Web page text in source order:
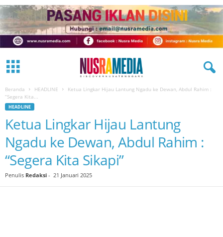
Beranda HEADLINE
Ketua Lingkar Hijau Lantung Ngadu ke Dewan, Abdul Rahim :
“Segera Kita...
HEADLINE
Ketua Lingkar Hijau Lantung
Ngadu ke Dewan, Abdul Rahim :
“Segera Kita Sikapi”
Penulis Redaksi - 21 Januari 2025